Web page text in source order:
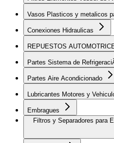
Vasos Plasticos y metalicos
Conexiones Hidraulicas
REPUESTOS
Partes Sistema de
Partes Aire Acondicionado
Lubricantes Motores y
Embragues